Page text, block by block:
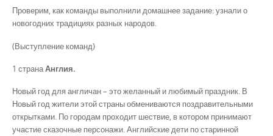
Проверим, как команды выполнили домашнее задание: узнали о
новогодних традициях разных народов.
(Выступление команд)
1 странаАнглия.
Новый год для англичан – это желанный и любимый праздник. В
Новый год жители этой страны обмениваются поздравительными
открытками. По городам проходит шествие, в котором принимают
участие сказочные персонажи. Английские дети по старинной